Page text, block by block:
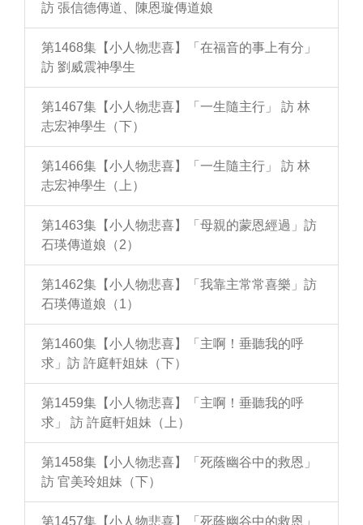
訪 張信德傳道、陳恩璇傳道娘
第1468集【小人物悲喜】「在福音的事上有分」
訪 劉威震神學生
第1467集【小人物悲喜】「一生隨主行」 訪 林
志宏神學生（下）
第1466集【小人物悲喜】「一生隨主行」 訪 林
志宏神學生（上）
第1463集【小人物悲喜】「母親的蒙恩經過」訪
石瑛傳道娘（2）
第1462集【小人物悲喜】「我靠主常常喜樂」訪
石瑛傳道娘（1）
第1460集【小人物悲喜】「主啊！垂聽我的呼
求」訪 許庭軒姐妹（下）
第1459集【小人物悲喜】「主啊！垂聽我的呼
求」 訪 許庭軒姐妹（上）
第1458集【小人物悲喜】「死蔭幽谷中的救恩」
訪 官美玲姐妹（下）
第1457集【小人物悲喜】「死蔭幽谷中的救恩」